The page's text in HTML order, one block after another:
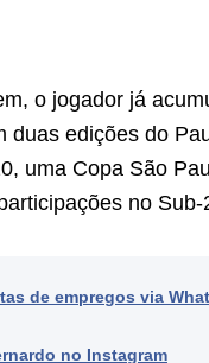
o jogador já
duas edições do
uma Copa São
no Sub-
de empregos via
no Instagram